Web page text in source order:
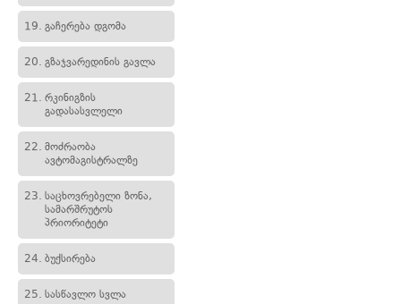
19. გაჩერება დგომა
20. გზაჯვარედინის გავლა
21. რკინიგზის
გადასასვლელი
22. მოძრაობა
ავტომაგისტრალზე
23. საცხოვრებელი ზონა,
სამარშრუტოს
პრიორიტეტი
24. ბუქსირება
25. სასწავლო სვლა